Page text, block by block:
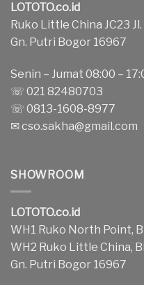
LOTOTO.co.id
Ruko Little China JC23
Gn. Putri Bogor 16967
Senin – Jumat 08:00 –
☏ 021 82480703
☏ 0813-1608-8977
✉cso.sakha@gmail.com
SHOWROOM
LOTOTO.co.id
WH1 Ruko North Point,
WH2 Ruko Little China,
Gn. Putri Bogor 16967